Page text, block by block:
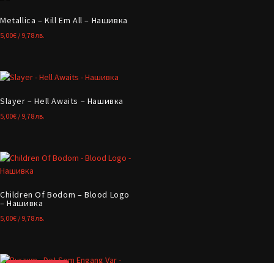
Metallica – Kill Em All – Нашивка
5,00€ / 9,78 лв.
Slayer – Hell Awaits – Нашивка
5,00€ / 9,78 лв.
Children Of Bodom – Blood Logo
– Нашивка
5,00€ / 9,78 лв.